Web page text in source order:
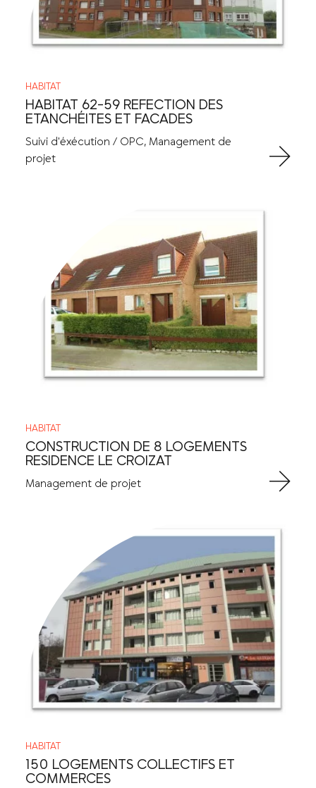
HABITAT
HABITAT 62-59 REFECTION DES
ETANCHÉITES ET FACADES
Suivi d'éxécution / OPC, Management de
projet
HABITAT
CONSTRUCTION DE 8 LOGEMENTS
RESIDENCE LE CROIZAT
Management de projet
HABITAT
150 LOGEMENTS COLLECTIFS ET
COMMERCES